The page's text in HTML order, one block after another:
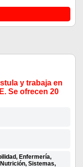
y trabaja en
Se ofrecen 20
Enfermería,
Sistemas,